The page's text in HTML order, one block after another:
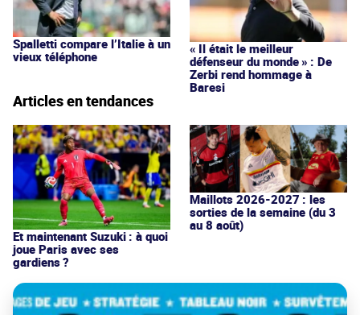
Spalletti compare l’Italie à un
vieux téléphone
« Il était le meilleur
défenseur du monde » : De
Zerbi rend hommage à
Baresi
Articles en tendances
Et maintenant Suzuki : à quoi
joue Paris avec ses
gardiens ?
Maillots 2026-2027 : les
sorties de la semaine (du 3
au 8 août)